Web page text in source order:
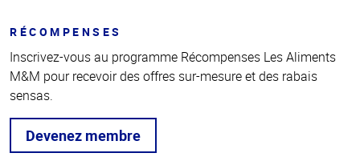
RÉCOMPENSES
Inscrivez-vous au programme Récompenses Les Aliments
M&M pour recevoir des offres sur-mesure et des rabais
sensas.
Devenez membre